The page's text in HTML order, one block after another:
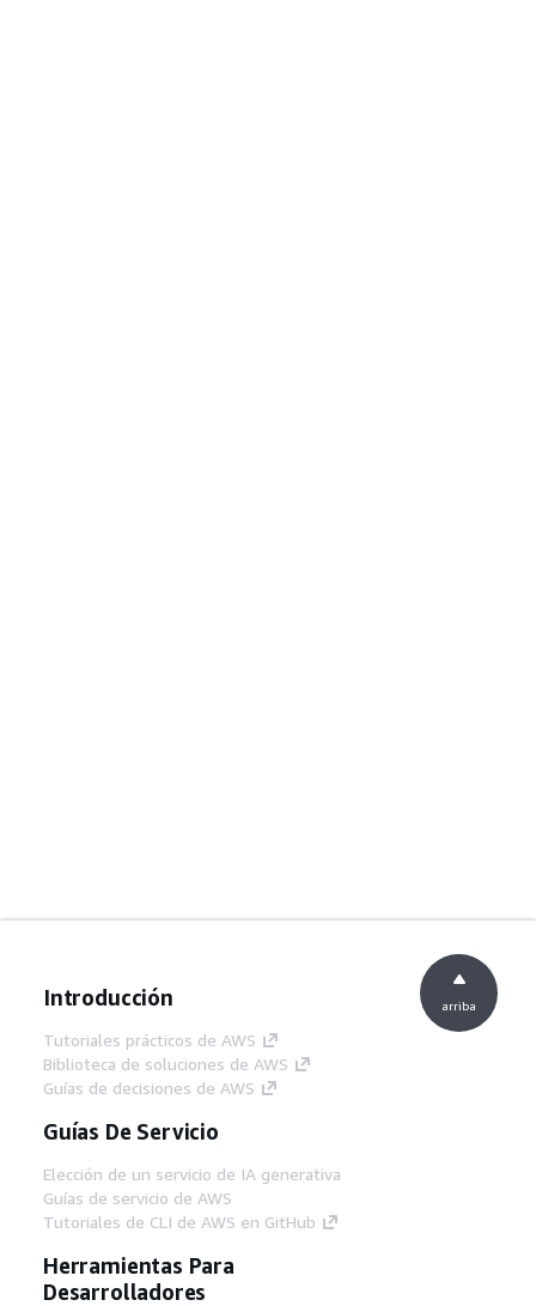
Introducción
Tutoriales prácticos de AWS
Biblioteca de soluciones de AWS
Guías de decisiones de AWS
Guías De Servicio
Elección de un servicio de IA generativa
Guías de servicio de AWS
Tutoriales de CLI de AWS en GitHub
Herramientas Para
Desarrolladores
arriba